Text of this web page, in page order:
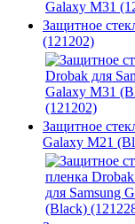
Защитное
(121202)
Защитное
Galaxy M21